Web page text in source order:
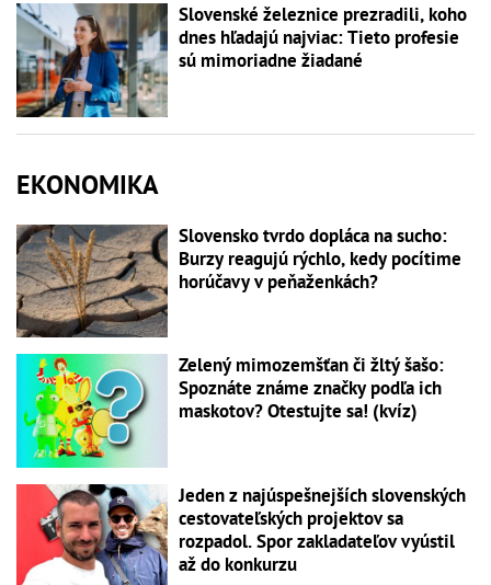
Slovenské železnice prezradili, koho
dnes hľadajú najviac: Tieto profesie
sú mimoriadne žiadané
EKONOMIKA
Slovensko tvrdo dopláca na sucho:
Burzy reagujú rýchlo, kedy pocítime
horúčavy v peňaženkách?
Zelený mimozemšťan či žltý šašo:
Spoznáte známe značky podľa ich
maskotov? Otestujte sa! (kvíz)
Jeden z najúspešnejších slovenských
cestovateľských projektov sa
rozpadol. Spor zakladateľov vyústil
až do konkurzu